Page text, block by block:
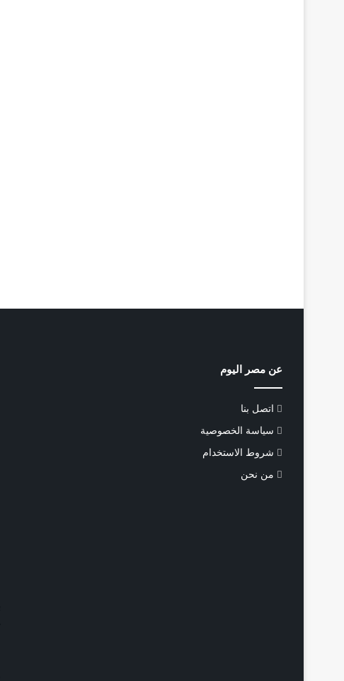
عن مصر اليوم
اتصل بنا
سياسة الخصوصية
شروط الاستخدام
من نحن